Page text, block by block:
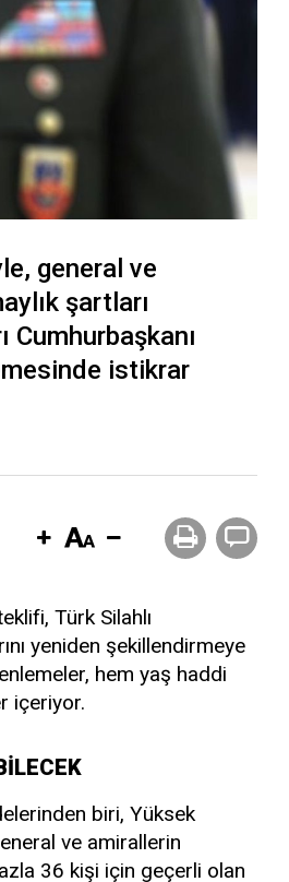
general ve
şartları
Cumhurbaşkanı
istikrar
Türk Silahlı
yeniden şekillendirmeye
hem yaş haddi
içeriyor.
biri, Yüksek
ve amirallerin
36 kişi için geçerli olan